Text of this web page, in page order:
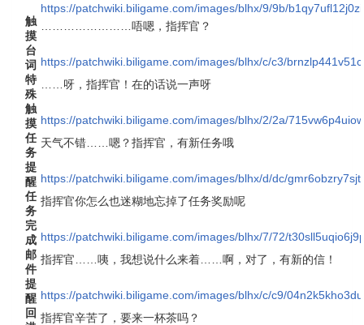
https://patchwiki.biligame.com/images/blhx/9/9b/
触
摸
台
词
……………………唔嗯，指挥官？
https://patchwiki.biligame.com/images/blhx/c/c3/
特
殊
触
摸
……呀，指挥官！在的话说一声呀
https://patchwiki.biligame.com/images/blhx/2/2a/
任
务
提
醒
天气不错……嗯？指挥官，有新任务哦
https://patchwiki.biligame.com/images/blhx/d/dc/
任
务
完
成
指挥官你怎么也迷糊地忘掉了任务奖励呢
https://patchwiki.biligame.com/images/blhx/7/72/
邮
件
提
醒
指挥官……咦，我想说什么来着……啊，对了，有新的信！
https://patchwiki.biligame.com/images/blhx/c/c9/
回 指挥官辛苦了，要来一杯茶吗？